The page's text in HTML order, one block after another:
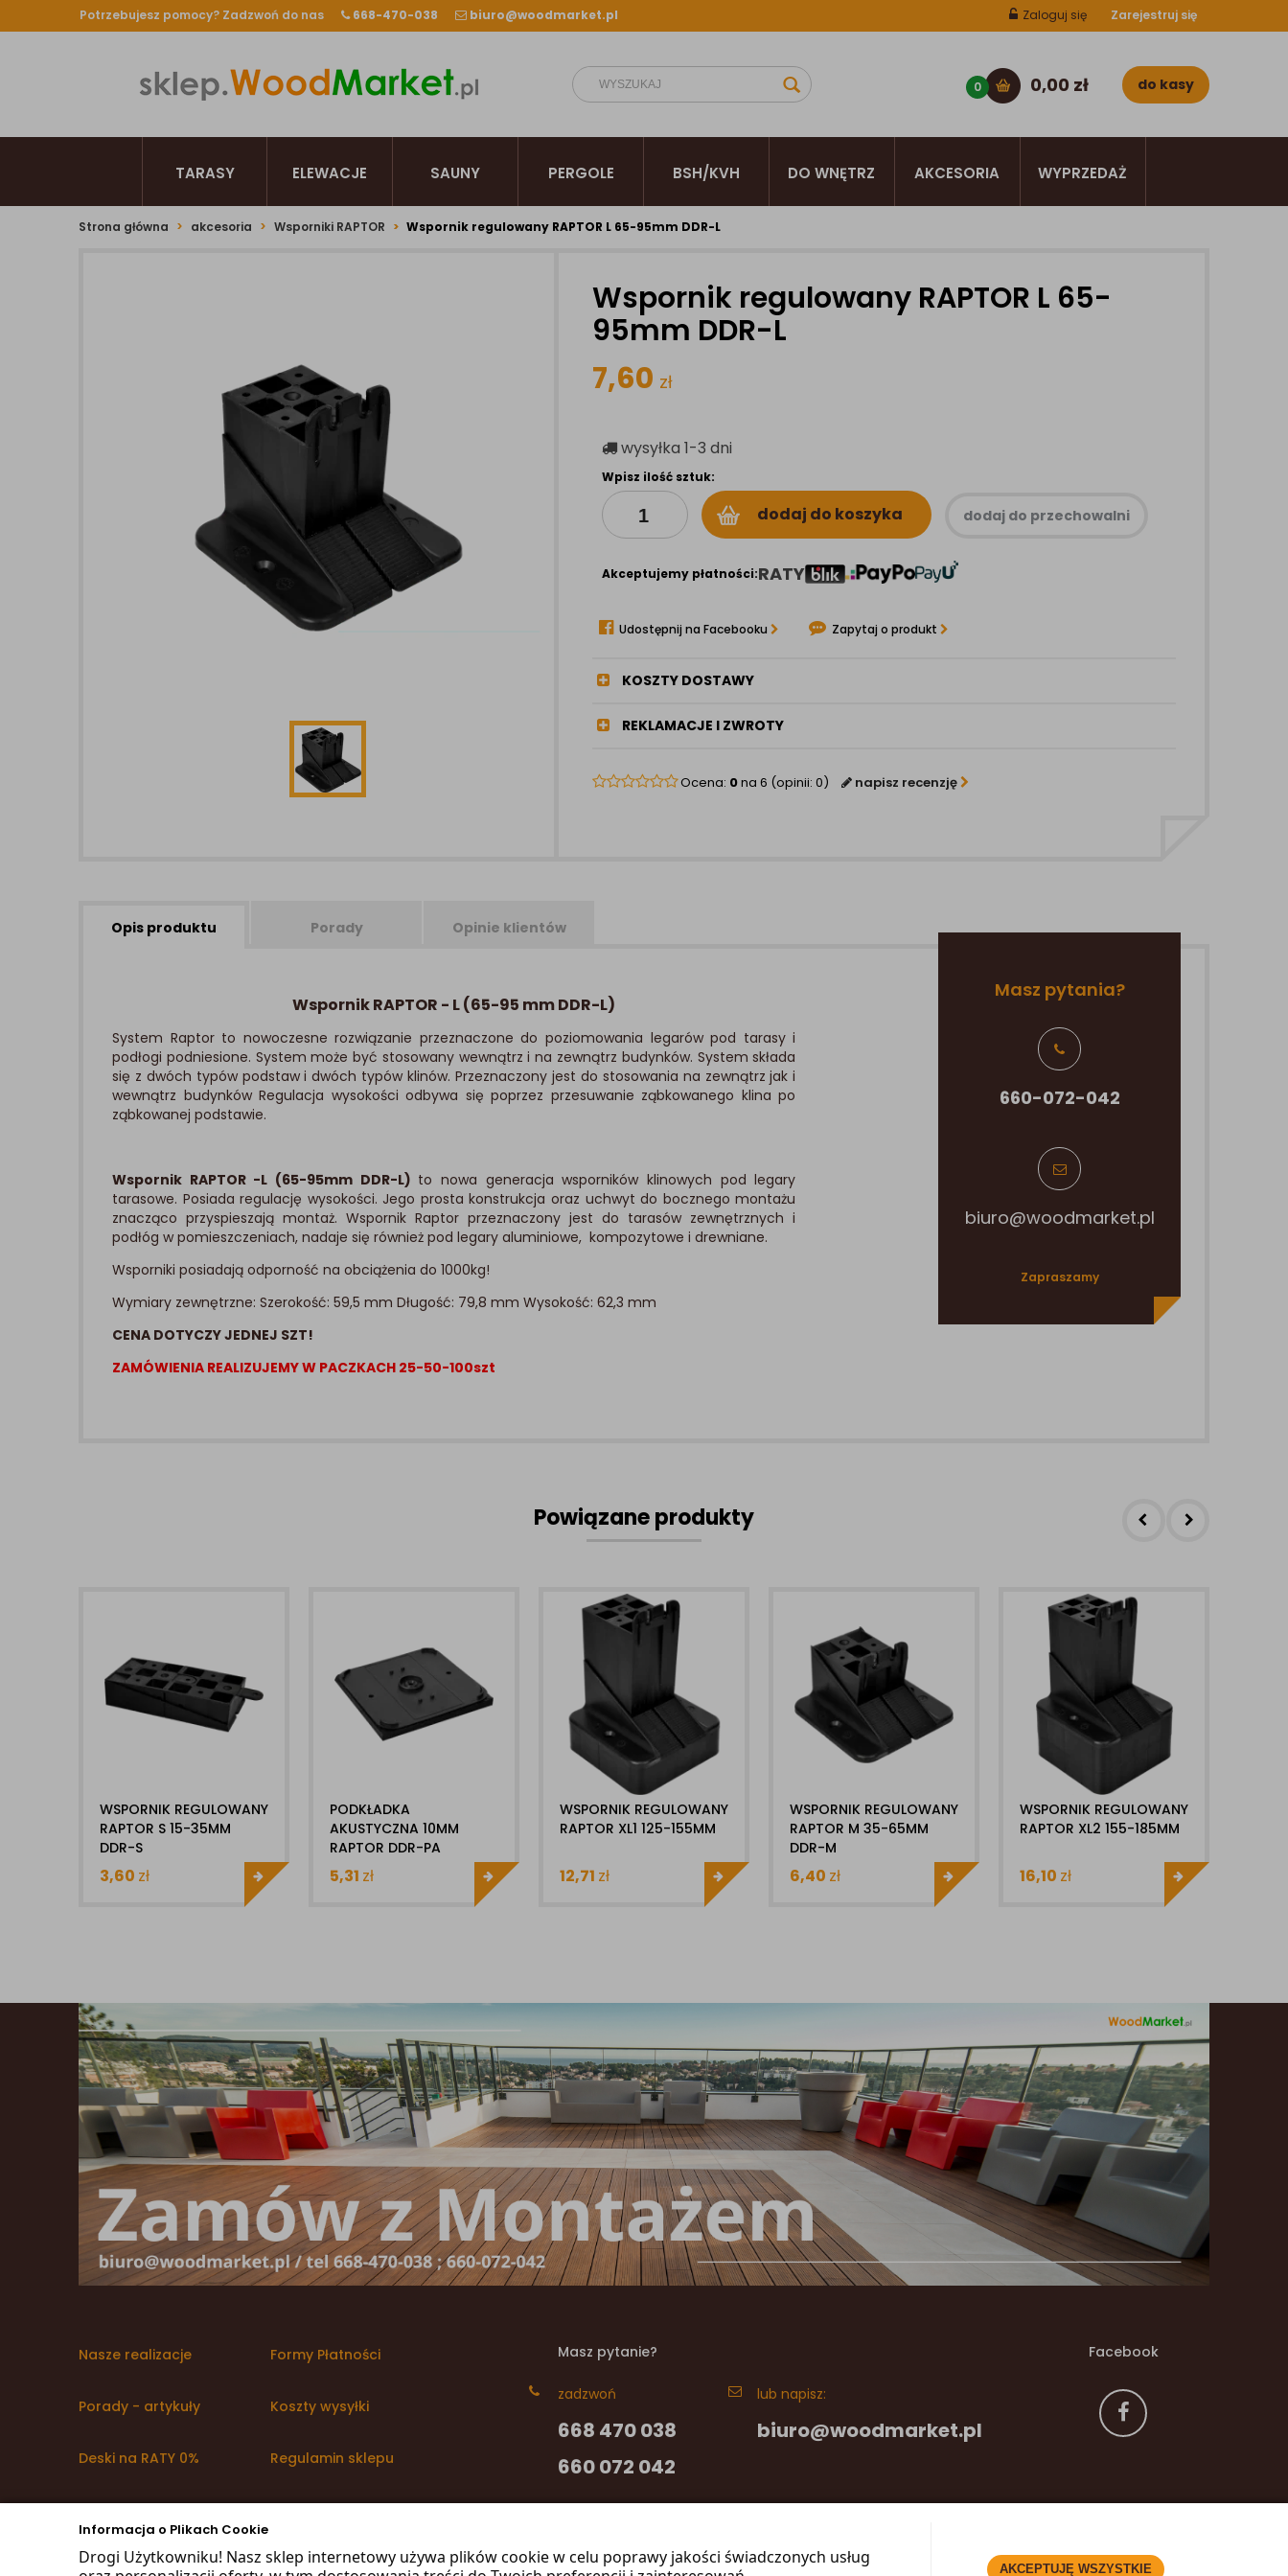
Informacja o Plikach Cookie
Drogi Użytkowniku! Nasz sklep internetowy używa plików cookie w celu poprawy jakości świadczonych usług
AKCEPTUJĘ WSZYSTKIE
Potrzebujesz pomocy? Zadzwoń do nas 668-470-038 biuro@woodmarket.pl Zaloguj się Zarejestruj się
0 0,00 zł do kasy
TARASY ELEWACJE SAUNY PERGOLE BSH/KVH DO WNĘTRZ AKCESORIA WYPRZEDAŻ
Strona główna akcesoria Wsporniki RAPTOR Wspornik regulowany RAPTOR L 65-95mm DDR-L
Wspornik regulowany RAPTOR L 65-
95mm DDR-L
7,60 zł
wysyłka 1-3 dni
Wpisz ilość sztuk:
dodaj do koszyka dodaj do przechowalni
Akceptujemy płatności:RATY
Udostępnij na Facebooku Zapytaj o produkt
KOSZTY DOSTAWY
REKLAMACJE I ZWROTY
Ocena: 0na 6 (opinii: 0) napisz recenzję
Opis produktu Porady Opinie klientów
Wspornik RAPTOR - L (65-95 mm DDR-L)
System Raptor to nowoczesne rozwiązanie przeznaczone do poziomowania legarów pod tarasy i
podłogi podniesione. System może być stosowany wewnątrz i na zewnątrz budynków. System składa
się z dwóch typów podstaw i dwóch typów klinów. Przeznaczony jest do stosowania na zewnątrz jak i
wewnątrz budynków Regulacja wysokości odbywa się poprzez przesuwanie ząbkowanego klina po
ząbkowanej podstawie.
Wspornik RAPTOR -L (65-95mm DDR-L) to nowa generacja wsporników klinowych pod legary
tarasowe. Posiada regulację wysokości. Jego prosta konstrukcja oraz uchwyt do bocznego montażu
znacząco przyspieszają montaż. Wspornik Raptor przeznaczony jest do tarasów zewnętrznych i
podłóg w pomieszczeniach, nadaje się również pod legary aluminiowe, kompozytowe i drewniane.
Wsporniki posiadają odporność na obciążenia do 1000kg!
Wymiary zewnętrzne: Szerokość: 59,5 mm Długość: 79,8 mm Wysokość: 62,3 mm
CENA DOTYCZY JEDNEJ SZT!
ZAMÓWIENIA REALIZUJEMY W PACZKACH 25-50-100szt
Masz pytania?
660-072-042
biuro@woodmarket.pl
Zapraszamy
Powiązane produkty
WSPORNIK REGULOWANY
RAPTOR S 15-35MM
DDR-S
3,60 zł
PODKŁADKA
AKUSTYCZNA 10MM
RAPTOR DDR-PA
5,31 zł
WSPORNIK REGULOWANY
RAPTOR XL1 125-155MM
12,71 zł
WSPORNIK REGULOWANY
RAPTOR M 35-65MM
DDR-M
6,40 zł
WSPORNIK REGULOWANY
RAPTOR XL2 155-185MM
16,10 zł
Nasze realizacje
Porady - artykuły
Deski na RATY 0%
Promocje WoodMarket
Formy Płatności
Koszty wysyłki
Regulamin sklepu
Polityka prywatności i
Masz pytanie?
zadzwoń
668 470 038
660 072 042
lub napisz:
biuro@woodmarket.pl
Facebook